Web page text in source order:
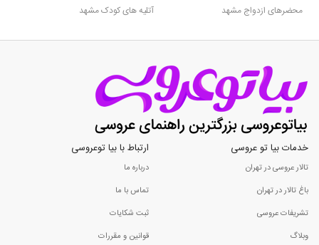
محضرهای ازدواج مشهد
آتلیه های کودک مشهد
خدمات بیا تو عروسی
تالار عروسی در تهران
باغ تالار در تهران
تشریفات عروسی
وبلاگ
ارتباط با بیا توعروسی
درباره ما
تماس با ما
ثبت شکایات
قوانین و مقررات